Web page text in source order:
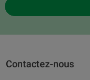
Contactez-nous